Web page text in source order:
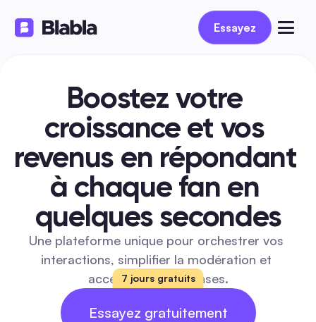
Essayez
Boostez votre
croissance et vos
revenus en répondant
à chaque fan en
quelques secondes
Une plateforme unique pour orchestrer vos
interactions, simplifier la modération et
accélérer vos réponses.
7 jours gratuits
Essayez gratuitement
14 JOURS
GRATUITS